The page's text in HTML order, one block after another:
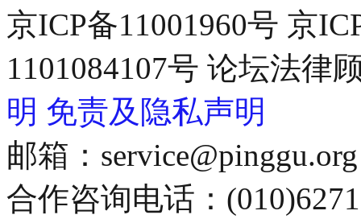
京ICP备11001960号 京
1101084107号 论坛法律
明 免责及隐私声明
邮箱：service@pinggu.org
合作咨询电话：